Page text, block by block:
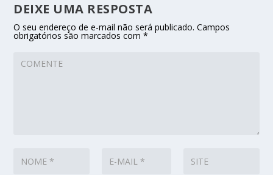
DEIXE UMA RESPOSTA
O seu endereço de e-mail não será publicado. Campos
obrigatórios são marcados com*